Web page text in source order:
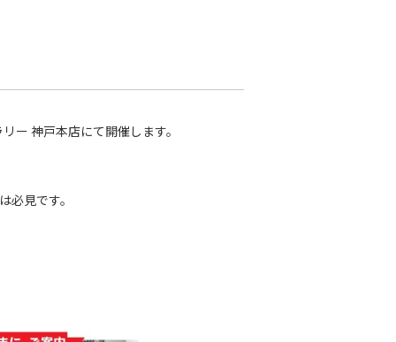
ー 神戸本店にて開催します。
見です。